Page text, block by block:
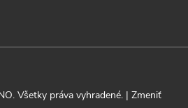
. Všetky práva vyhradené. | Zmeniť